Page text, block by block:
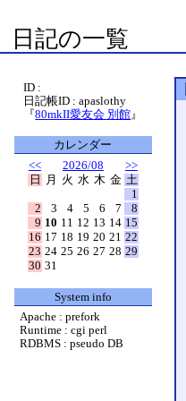
日記の一覧
ID :
日記帳ID : apaslothy
『80mkII愛友会 別館 』
カレンダー
<<
2026/08
>>
日
月 火 水 木 金 土
1
2
3 4 5 6 7
8
9 10 11 12 13 14 15
16 17 18 19 20 21 22
23 24 25 26 27 28 29
30 31
System info
Apache : prefork
Runtime : cgi perl
RDBMS : pseudo DB